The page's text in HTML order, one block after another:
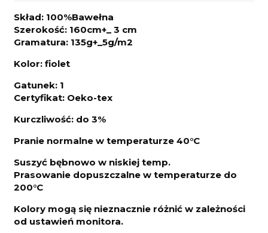
Skład: 100%Bawełna
Szerokość: 160cm+_ 3 cm
Gramatura: 135g+_5g/m2
Kolor: fiolet
Gatunek: 1
Certyfikat: Oeko-tex
Kurczliwość: do 3%
Pranie normalne w temperaturze 40°C
Suszyć bębnowo w niskiej temp.
Prasowanie dopuszczalne w temperaturze do
200°C
Kolory mogą się nieznacznie różnić w zależności
od ustawień monitora.